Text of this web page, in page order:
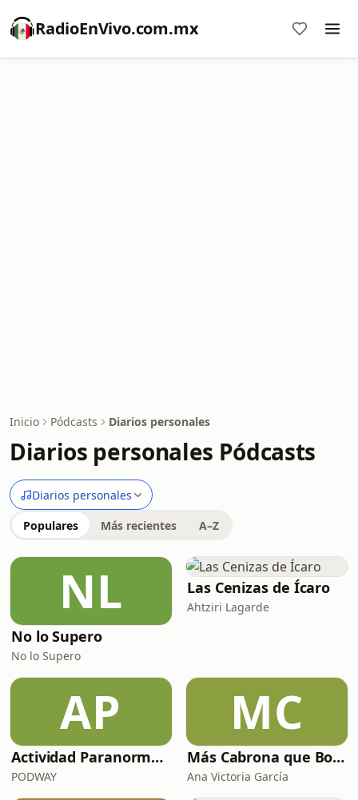
RadioEnVivo.com.mx
Inicio Pódcasts Diarios personales
Diarios personales Pódcasts
Diarios personales
Populares Más recientes A–Z
NL
No lo Supero
No lo Supero
Las Cenizas de Ícaro
Ahtziri Lagarde
AP
Actividad Paranormal con Dani 3Palacios.
PODWAY
MC
Más Cabrona que Bonita
Ana Victoria García